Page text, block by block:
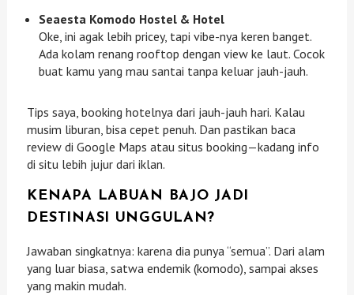
Seaesta Komodo Hostel & Hotel
Oke, ini agak lebih pricey, tapi vibe-nya keren banget.
Ada kolam renang rooftop dengan view ke laut. Cocok
buat kamu yang mau santai tanpa keluar jauh-jauh.
Tips saya, booking hotelnya dari jauh-jauh hari. Kalau
musim liburan, bisa cepet penuh. Dan pastikan baca
review di Google Maps atau situs booking—kadang info
di situ lebih jujur dari iklan.
KENAPA LABUAN BAJO JADI
DESTINASI UNGGULAN?
Jawaban singkatnya: karena dia punya “semua”. Dari alam
yang luar biasa, satwa endemik (komodo), sampai akses
yang makin mudah.